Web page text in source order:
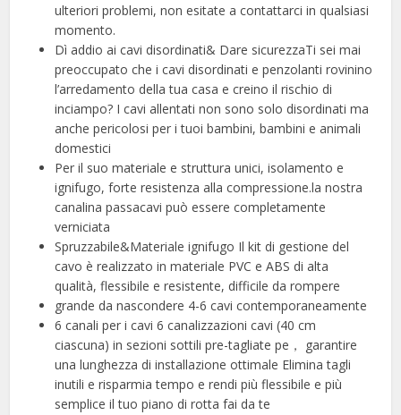
ulteriori problemi, non esitate a contattarci in qualsiasi
momento.
Dì addio ai cavi disordinati& Dare sicurezzaTi sei mai
preoccupato che i cavi disordinati e penzolanti rovinino
l’arredamento della tua casa e creino il rischio di
inciampo? I cavi allentati non sono solo disordinati ma
anche pericolosi per i tuoi bambini, bambini e animali
domestici
Per il suo materiale e struttura unici, isolamento e
ignifugo, forte resistenza alla compressione.la nostra
canalina passacavi può essere completamente
verniciata
Spruzzabile&Materiale ignifugo Il kit di gestione del
cavo è realizzato in materiale PVC e ABS di alta
qualità, flessibile e resistente, difficile da rompere
grande da nascondere 4-6 cavi contemporaneamente
6 canali per i cavi 6 canalizzazioni cavi (40 cm
ciascuna) in sezioni sottili pre-tagliate pe， garantire
una lunghezza di installazione ottimale Elimina tagli
inutili e risparmia tempo e rendi più flessibile e più
semplice il tuo piano di rotta fai da te